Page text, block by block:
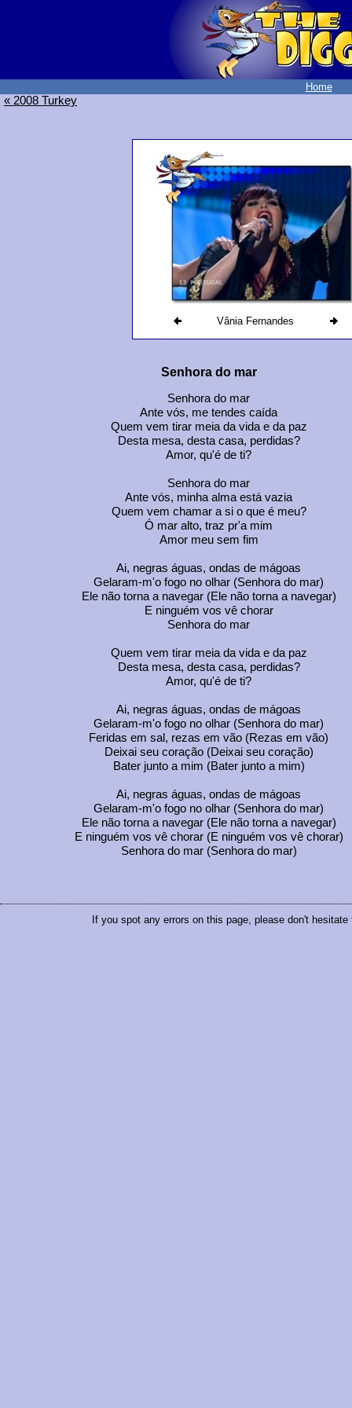
Home
« 2008 Turkey
Vânia Fernandes
Senhora do mar
Senhora do mar
Ante vós, me tendes caída
Quem vem tirar meia da vida e da paz
Desta mesa, desta casa, perdidas?
Amor, qu'é de ti?
Senhora do mar
Ante vós, minha alma está vazia
Quem vem chamar a si o que é meu?
Ó mar alto, traz pr'a mim
Amor meu sem fim
Ai, negras águas, ondas de mágoas
Gelaram-m'o fogo no olhar (Senhora do mar)
Ele não torna a navegar (Ele não torna a navegar)
E ninguém vos vê chorar
Senhora do mar
Quem vem tirar meia da vida e da paz
Desta mesa, desta casa, perdidas?
Amor, qu'é de ti?
Ai, negras águas, ondas de mágoas
Gelaram-m'o fogo no olhar (Senhora do mar)
Feridas em sal, rezas em vão (Rezas em vão)
Deixai seu coração (Deixai seu coração)
Bater junto a mim (Bater junto a mim)
Ai, negras águas, ondas de mágoas
Gelaram-m'o fogo no olhar (Senhora do mar)
Ele não torna a navegar (Ele não torna a navegar)
E ninguém vos vê chorar (E ninguém vos vê chorar)
Senhora do mar (Senhora do mar)
If you spot any errors on this page, please don't